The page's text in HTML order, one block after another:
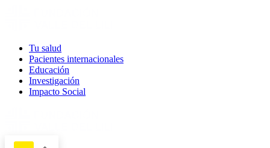
Tu salud
Pacientes internacionales
Educación
Investigación
Impacto Social